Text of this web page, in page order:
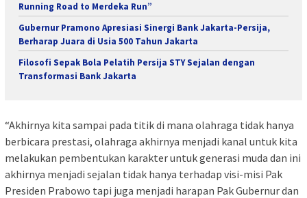
Running Road to Merdeka Run”
Gubernur Pramono Apresiasi Sinergi Bank Jakarta-Persija,
Berharap Juara di Usia 500 Tahun Jakarta
Filosofi Sepak Bola Pelatih Persija STY Sejalan dengan
Transformasi Bank Jakarta
“Akhirnya kita sampai pada titik di mana olahraga tidak hanya
berbicara prestasi, olahraga akhirnya menjadi kanal untuk kita
melakukan pembentukan karakter untuk generasi muda dan ini
akhirnya menjadi sejalan tidak hanya terhadap visi-misi Pak
Presiden Prabowo tapi juga menjadi harapan Pak Gubernur dan